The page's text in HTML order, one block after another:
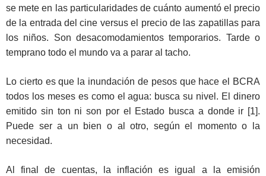
se mete en las particularidades de cuánto aumentó el precio
de la entrada del cine versus el precio de las zapatillas para
los niños. Son desacomodamientos temporarios. Tarde o
temprano todo el mundo va a parar al tacho.
Lo cierto es que la inundación de pesos que hace el BCRA
todos los meses es como el agua: busca su nivel. El dinero
emitido sin ton ni son por el Estado busca a donde ir [1].
Puede ser a un bien o al otro, según el momento o la
necesidad.
Al final de cuentas, la inflación es igual a la emisión